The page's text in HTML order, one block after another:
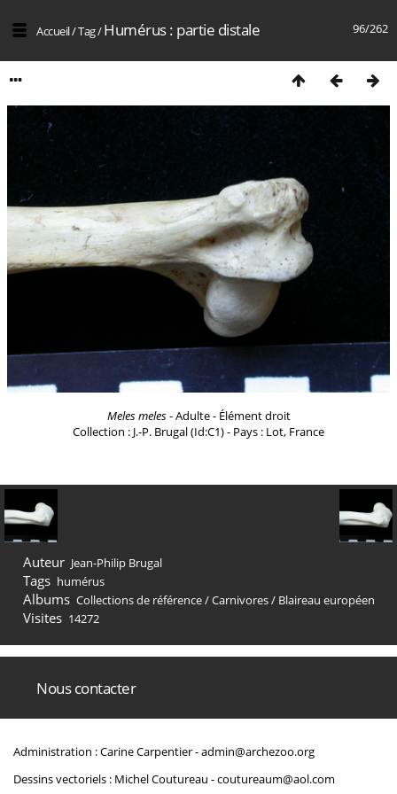
96/262
Accueil/Tag/Humérus : partie distale
Meles meles- Adulte - Élément droit
Collection : J.-P. Brugal (Id:C1) - Pays : Lot, France
Auteur Jean-Philip Brugal
Tags humérus
Albums Collections de référence/Carnivores/ Blaireau européen
Visites 14272
Nous contacter
Administration : Carine Carpentier -admin@archezoo.org
Dessins vectoriels : Michel Coutureau -coutureaum@aol.com